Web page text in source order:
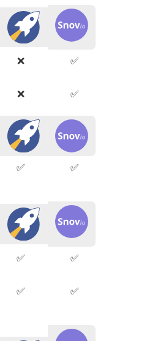
❌ ✅
❌ ✅
✅ ✅
✅ ✅
✅ ✅